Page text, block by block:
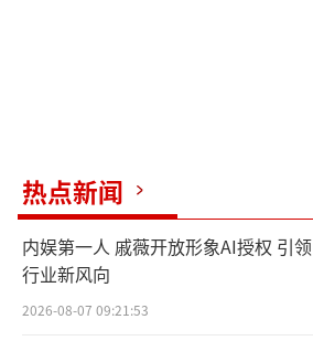
热点新闻
内娱第一人 戚薇开放形象AI授权 引领
行业新风向
2026-08-07 09:21:53